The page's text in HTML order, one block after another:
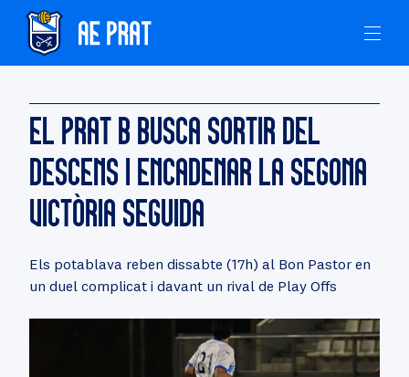
EL PRAT B BUSCA SORTIR DEL
DESCENS I ENCADENAR LA SEGONA
VICTÒRIA SEGUIDA
Els potablava reben dissabte (17h) al Bon Pastor en
un duel complicat i davant un rival de Play Offs